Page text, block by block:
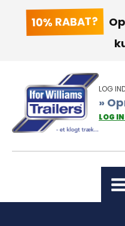
10% RABAT?
LOG
»
LOG